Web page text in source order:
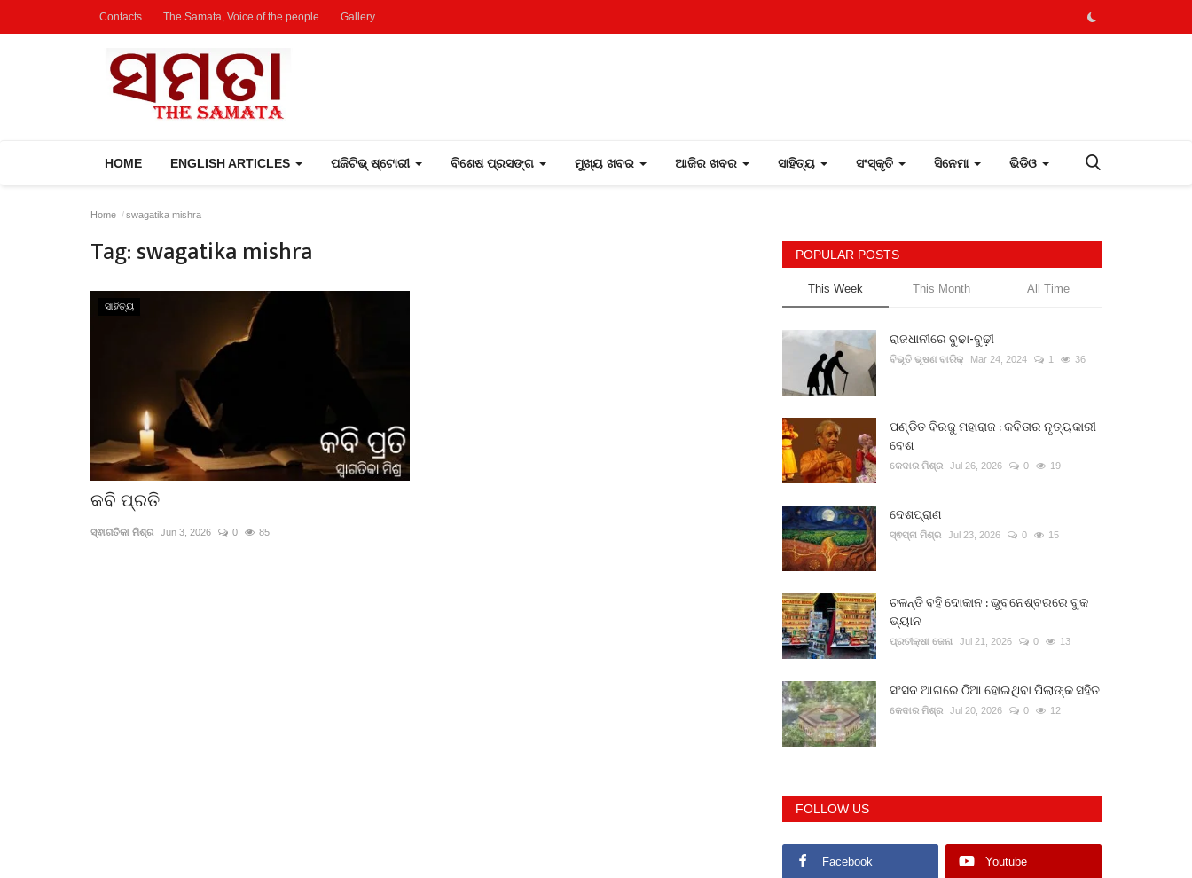
Contacts The Samata, Voice of the people Gallery
HOME ENGLISH ARTICLES ପଜିଟିଭ୍ ଷ୍ଟୋରୀ ବିଶେଷ ପ୍ରସଙ୍ଗ ମୁଖ୍ୟ ଖବର ଆଜିର ଖବର ସାହିତ୍ୟ ସଂସ୍କୃତି ସିନେମା ଭିଡିଓ
Home swagatika mishra
Tag:swagatika mishra
ସାହିତ୍ୟ
କବି ପ୍ରତି
ସ୍ଵାଗତିକା ମିଶ୍ର Jun 3, 2026 0 85
POPULAR POSTS
This Week This Month All Time
ରାଜଧାନୀରେ ବୁଢା-ବୁଢ଼ୀ
ବିଭୂତି ଭୂଷଣ ବାରିକ୍ Mar 24, 2024 1 36
ପଣ୍ଡିତ ବିରଜୁ ମହାରାଜ : କବିତାର ନୃତ୍ୟକାରୀ
ବେଶ
କେଦାର ମିଶ୍ର Jul 26, 2026 0 19
ଦେଶପ୍ରାଣ
ସ୍ଵପ୍ନା ମିଶ୍ର Jul 23, 2026 0 15
ଚଳନ୍ତି ବହି ଦୋକାନ : ଭୁବନେଶ୍ବରରେ ବୁକ
ଭ୍ୟାନ
ପ୍ରତୀକ୍ଷା ଜେନା Jul 21, 2026 0 13
ସଂସଦ ଆଗରେ ଠିଆ ହୋଇଥିବା ପିଲାଙ୍କ ସହିତ
କେଦାର ମିଶ୍ର Jul 20, 2026 0 12
FOLLOW US
Facebook Youtube